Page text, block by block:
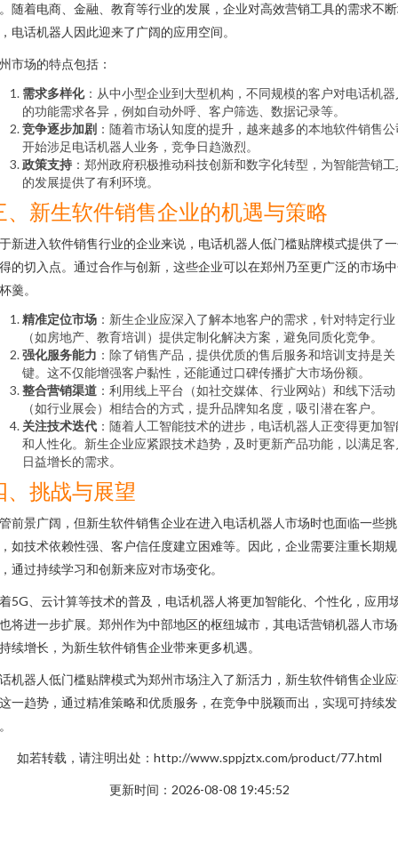
随着电商、金融、教育等行业的发展，企业对高效营销工具的需求不
电话机器人因此迎来了广阔的应用空间。
市场的特点包括：
需求多样化：从中小型企业到大型机构，不同规模的客户对电话机器
的功能需求各异，例如自动外呼、客户筛选、数据记录等。
竞争逐步加剧 ：随着市场认知度的提升，越来越多的本地软件销售公
开始涉足电话机器人业务，竞争日趋激烈。
政策支持 ：郑州政府积极推动科技创新和数字化转型，为智能营销工
的发展提供了有利环境。
、新生软件销售企业的机遇与策略
新进入软件销售行业的企业来说，电话机器人低门槛贴牌模式提供了
的切入点。通过合作与创新，这些企业可以在郑州乃至更广泛的市场
羹。
精准定位市场 ：新生企业应深入了解本地客户的需求，针对特定行业
（如房地产、教育培训）提供定制化解决方案，避免同质化竞争。
强化服务能力 ：除了销售产品，提供优质的售后服务和培训支持是关
键。这不仅能增强客户黏性，还能通过口碑传播扩大市场份额。
整合营销渠道 ：利用线上平台（如社交媒体、行业网站）和线下活动
（如行业展会）相结合的方式，提升品牌知名度，吸引潜在客户。
关注技术迭代 ：随着人工智能技术的进步，电话机器人正变得更加智
和人性化。新生企业应紧跟技术趋势，及时更新产品功能，以满足客
日益增长的需求。
、挑战与展望
前景广阔，但新生软件销售企业在进入电话机器人市场时也面临一些挑
如技术依赖性强、客户信任度建立困难等。因此，企业需要注重长期规
通过持续学习和创新来应对市场变化。
5G、云计算等技术的普及，电话机器人将更加智能化、个性化，应用
将进一步扩展。郑州作为中部地区的枢纽城市，其电话营销机器人市
续增长，为新生软件销售企业带来更多机遇。
机器人低门槛贴牌模式为郑州市场注入了新活力，新生软件销售企业
一趋势，通过精准策略和优质服务，在竞争中脱颖而出，实现可持续发
如若转载，请注明出处：http://www.sppjztx.com/product/77.html
更新时间：2026-08-08 19:45:52